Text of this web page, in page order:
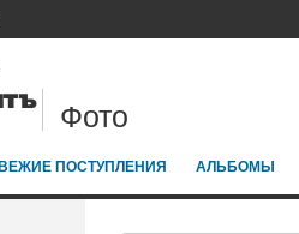
Фото
ПОСТУПЛЕНИЯ АЛЬБОМЫ